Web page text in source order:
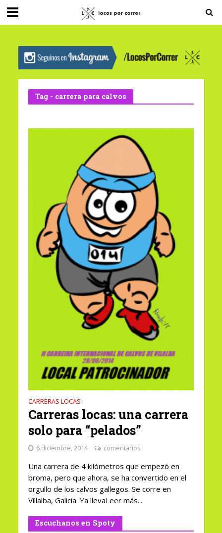
G-0X2PD3RFLV
Tag - carrera para calvos
CARRERAS LOCAS
Carreras locas: una carrera
solo para “pelados”
6 diciembre, 2014 comentarios
Una carrera de 4 kilómetros que empezó en
broma, pero que ahora, se ha convertido en el
orgullo de los calvos gallegos. Se corre en
Villalba, Galicia. Ya llevaLeer más...
Escuchanos en Spoty